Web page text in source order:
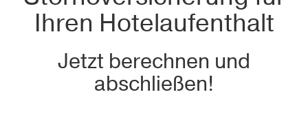
Ihren Hotelaufenthalt
Jetzt berechnen und
abschließen!